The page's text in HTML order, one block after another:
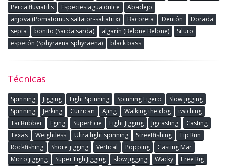
Perca fluviatilis
Especies agua dulce
Abadejo
anjova (Pomatomus saltator-saltatrix)
Bacoreta Dentón
Dorada
sepia
bonito (Sarda sarda) algarín (Belone Belone)
Siluro
espetón (Sphyraena sphyraena)
black bass
Técnicas
Spinning Jigging Light Spinning Spinning Ligero
Slow jigging
Spinning
Jerking Currican Ajing Walking the dog
twiching
Tai Rubber
Eging Superficie Light Jigging Jigcasting
Casting
Texas
Weightless Ultra light spinning Streetfishing
Tip Run
Rockfishing
Shore jigging Vertical Popping
Casting Mar
Micro jigging
Super Ligh Jigging slow jigging Wacky
Free Rig